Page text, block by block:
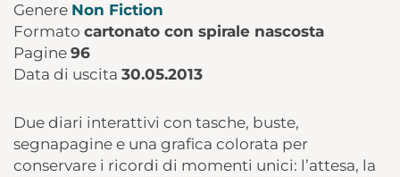
Genere Non Fiction
Formato cartonato con spirale nascosta
Pagine 96
Data di uscita 30.05.2013
Due diari interattivi con tasche, buste,
segnapagine e una grafica colorata per
conservare i ricordi di momenti unici: l’attesa, la